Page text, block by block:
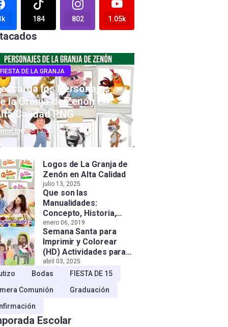
184 802 1.05k
FIESTA DE LA GRANJA
los Personajes
la Granja de Zenón en
Calidad PNG
julio 13, 2025
Logos de La Granja de
Zenón en Alta Calidad
julio 13, 2025
Que son las
Manualidades:
Concepto, Historia,
Tipos e Importancia
enero 06, 2019
Semana Santa para
Imprimir y Colorear
(HD) Actividades para
Niños!
abril 03, 2025
Bodas
FIESTA DE 15
Comunión
Graduación
Escolar